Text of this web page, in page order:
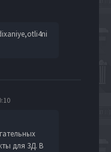
для 3Д. В